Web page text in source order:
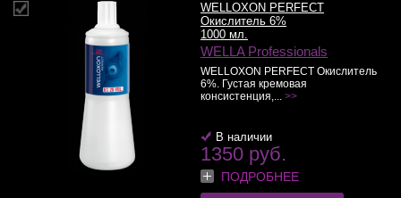
WELLOXON PERFECT
Окислитель 6%
1000 мл.
WELLA Professionals
WELLOXON PERFECT Окислитель
6%. Густая кремовая
консистенция,... >>
В наличии
1350 руб.
ПОДРОБНЕЕ